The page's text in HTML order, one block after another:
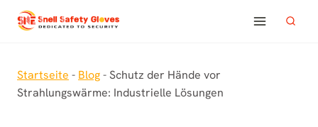
Inhalt
Startseite - Blog-Schutz der Hände vor
Strahlungswärme: Industrielle Lösungen